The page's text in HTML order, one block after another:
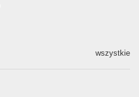
wszystkie